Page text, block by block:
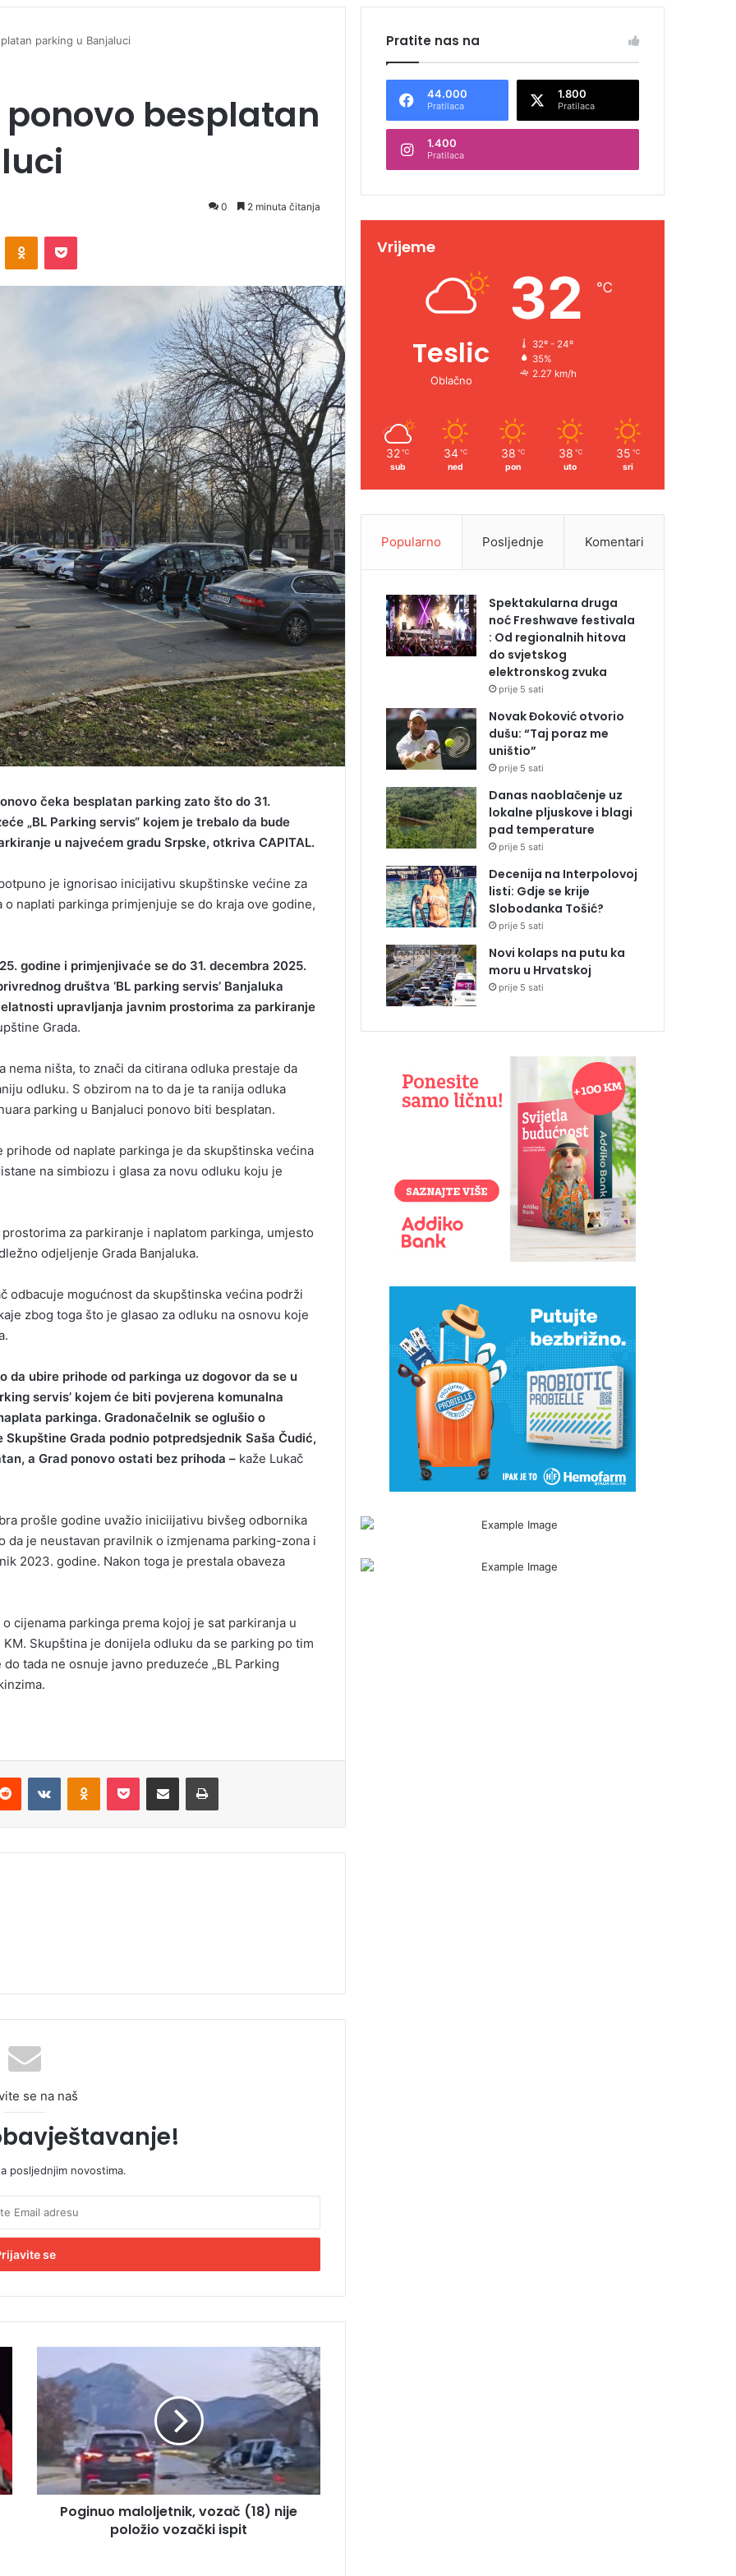
parking u Banjaluci
ponovo besplatan
0 2 minuta čitanja
čeka besplatan parking zato što do 31.
„BL Parking servis“ kojem je trebalo da bude
u najvećem gradu Srpske, otkriva CAPITAL.
je ignorisao inicijativu skupštinske većine za
o naplati parkinga primjenjuje se do kraja ove godine,
godine i primjenjivaće se do 31. decembra 2025.
društva ‘BL parking servis’ Banjaluka
upravljanja javnim prostorima za parkiranje
Grada.
nema ništa, to znači da citirana odluka prestaje da
odluku. S obzirom na to da je ta ranija odluka
parking u Banjaluci ponovo biti besplatan.
od naplate parkinga je da skupštinska većina
na simbiozu i glasa za novu odluku koju je
za parkiranje i naplatom parkinga, umjesto
odjeljenje Grada Banjaluka.
odbacuje mogućnost da skupštinska većina podrži
zbog toga što je glasao za odluku na osnovu koje
da ubire prihode od parkinga uz dogovor da se u
servis’ kojem će biti povjerena komunalna
parkinga. Gradonačelnik se oglušio o
Grada podnio potpredsjednik Saša Čudić,
a Grad ponovo ostati bez prihoda – kaže Lukač
prošle godine uvažio iniciijativu bivšeg odbornika
da je neustavan pravilnik o izmjenama parking-zona i
2023. godine. Nakon toga je prestala obaveza
cijenama parkinga prema kojoj je sat parkiranja u
Skupština je donijela odluku da se parking po tim
tada ne osnuje javno preduzeće „BL Parking
se na naš
posljednjim novostima.
o
g
n
m
a
Poginuo maloljetnik, vozač (18) nije
položio vozački ispit
Pratite nas na
44.000
Pratilaca
1.800
Pratilaca
1.400
Pratilaca
Vrijeme
Teslic
Oblačno
32 ℃
32º - 24º
35%
2.27 km/h
32 ℃
sub
34 ℃
ned
38 ℃
pon
38 ℃
uto
35 ℃
sri
Popularno Posljednje Komentari
Spektakularna druga
noć Freshwave festivala
: Od regionalnih hitova
do svjetskog
elektronskog zvuka
prije 5 sati
Novak Đoković otvorio
dušu: “Taj poraz me
uništio”
prije 5 sati
Danas naoblačenje uz
lokalne pljuskove i blagi
pad temperature
prije 5 sati
Decenija na Interpolovoj
listi: Gdje se krije
Slobodanka Tošić?
prije 5 sati
Novi kolaps na putu ka
moru u Hrvatskoj
prije 5 sati